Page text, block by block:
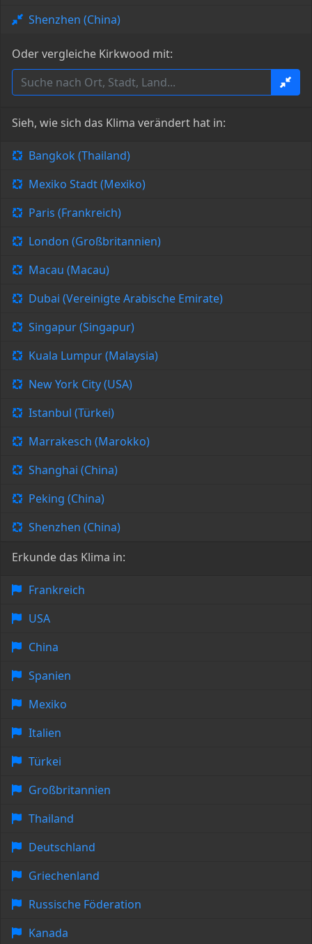
Shenzhen (China)
Oder vergleiche Kirkwood mit:
Sieh, wie sich das Klima verändert hat in:
Bangkok (Thailand)
Mexiko Stadt (Mexiko)
Paris (Frankreich)
London (Großbritannien)
Macau (Macau)
Dubai (Vereinigte Arabische Emirate)
Singapur (Singapur)
Kuala Lumpur (Malaysia)
New York City (USA)
Istanbul (Türkei)
Marrakesch (Marokko)
Shanghai (China)
Peking (China)
Shenzhen (China)
Erkunde das Klima in:
Frankreich
USA
China
Spanien
Mexiko
Italien
Türkei
Großbritannien
Thailand
Deutschland
Griechenland
Russische Föderation
Kanada